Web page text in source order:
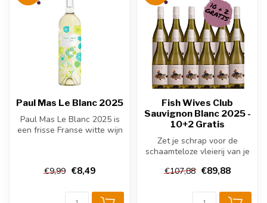
Paul Mas Le Blanc 2025
Paul Mas Le Blanc 2025 is
een frisse Franse witte wijn
€9,99 €8,49
Fish Wives Club
Sauvignon Blanc 2025 -
10+2 Gratis
Zet je schrap voor de
schaamteloze vleierij van je
Afrikaan...
€107,88 €89,88